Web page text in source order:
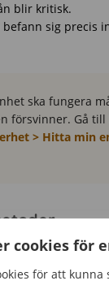
cookies för
för att
blir kritisk.
sig precis
ska fungera
försvinner. Gå till
> Hitta min
men de
hur de olika